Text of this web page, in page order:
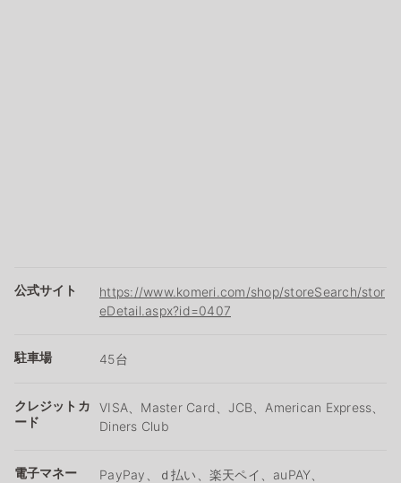
公式サイト
https://www.komeri.com/shop/storeSearch/stor
eDetail.aspx?id=0407
駐車場 45台
クレジットカ
ード
VISA、Master Card、JCB、American Express、
Diners Club
電子マネー
PayPay、ｄ払い、楽天ペイ、auPAY、